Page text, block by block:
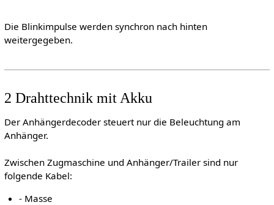
Die Blinkimpulse werden synchron nach hinten
weitergegeben.
2 Drahttechnik mit Akku
Der Anhängerdecoder steuert nur die Beleuchtung am
Anhänger.
Zwischen Zugmaschine und Anhänger/Trailer sind nur
folgende Kabel:
- Masse